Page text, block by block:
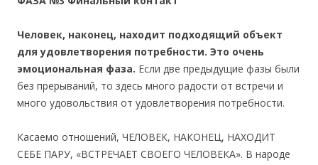
Человек, наконец, находит подходящий объект
для удовлетворения потребности. Это очень
эмоциональная фаза. Если две предыдущие фазы были
без прерываний, то здесь много радости от встречи и
много удовольствия от удовлетворения потребности.
Касаемо отношений, ЧЕЛОВЕК, НАКОНЕЦ, НАХОДИТ
СЕБЕ ПАРУ, «ВСТРЕЧАЕТ СВОЕГО ЧЕЛОВЕКА». В народе